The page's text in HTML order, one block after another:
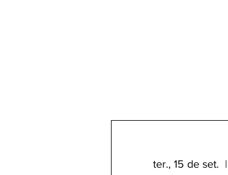
ter., 15 de set.
  |